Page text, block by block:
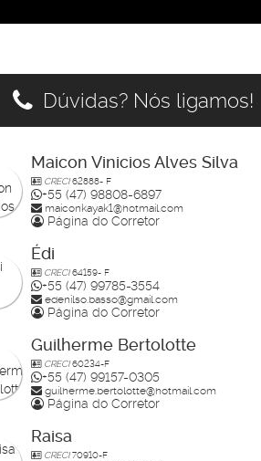
Dúvidas? Nós ligamos!
Maicon Vinicios Alves Silva
CRECI62888- F
+55 (47) 98808-6897
maiconkayak1@hotmail.com
Página do Corretor
Édi
CRECI64159- F
+55 (47) 99785-3554
edenilso.basso@gmail.com
Página do Corretor
Guilherme Bertolotte
CRECI60234-F
+55 (47) 99157-0305
guilherme.bertolotte@hotmail.com
Página do Corretor
Raisa
CRECI70910-F